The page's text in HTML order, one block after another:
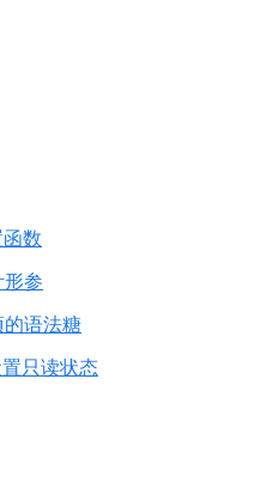
数
参
语法糖
只读状态